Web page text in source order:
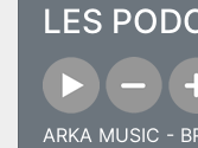
LES
ARKA MUSIC -